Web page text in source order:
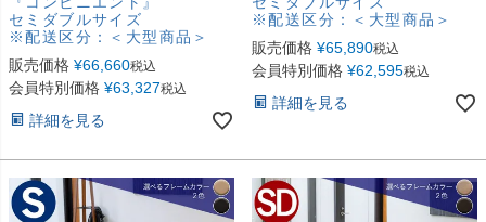
セミダブルサイズ
※配送区分：＜大型商品＞
販売価格 ¥66,660税込
会員特別価格 ¥63,327税込
詳細を見る
※配送区分：＜大型商品＞
販売価格 ¥65,890税込
会員特別価格 ¥62,595税込
詳細を見る